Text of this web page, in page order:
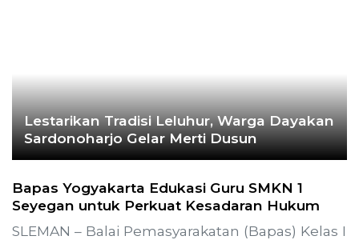
Lestarikan Tradisi Leluhur, Warga Dayakan
Sardonoharjo Gelar Merti Dusun
Bapas Yogyakarta Edukasi Guru SMKN 1
Seyegan untuk Perkuat Kesadaran Hukum
SLEMAN – Balai Pemasyarakatan (Bapas) Kelas I